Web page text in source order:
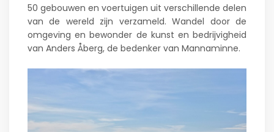
50 gebouwen en voertuigen uit verschillende delen
van de wereld zijn verzameld. Wandel door de
omgeving en bewonder de kunst en bedrijvigheid
van Anders Åberg, de bedenker van Mannaminne.